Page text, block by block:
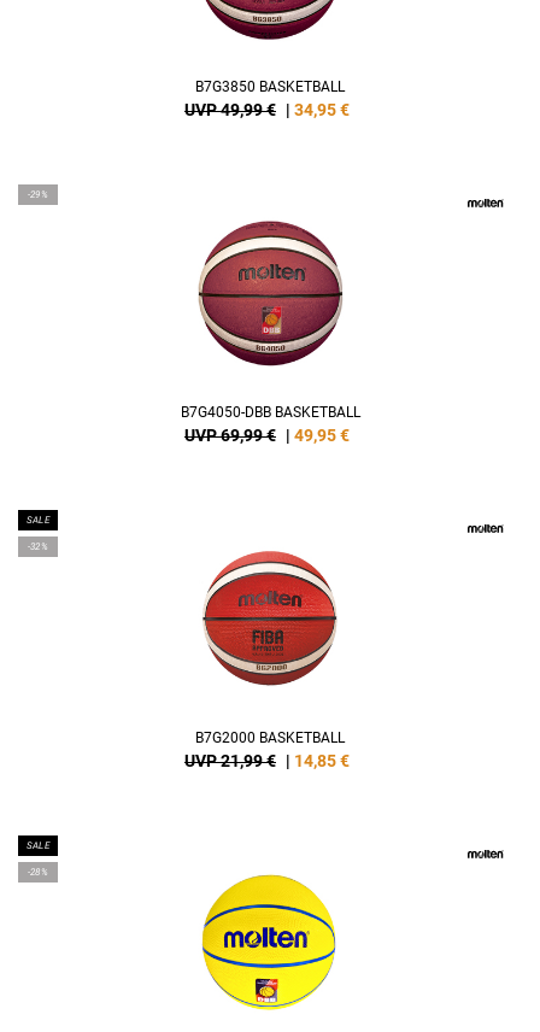
B7G3850 BASKETBALL
UVP 49,99 € | 34,95€
-29%
B7G4050-DBB BASKETBALL
UVP 69,99 € | 49,95€
SALE
-32%
B7G2000 BASKETBALL
UVP 21,99 € | 14,85€
SALE
-28%